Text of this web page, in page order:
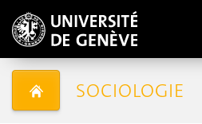
SOCIOLOGIE